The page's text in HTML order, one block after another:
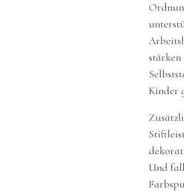
stärken
Kinder
Und